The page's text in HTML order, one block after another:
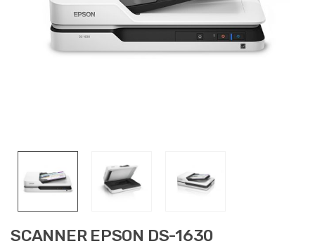
SCANNER EPSON DS-1630